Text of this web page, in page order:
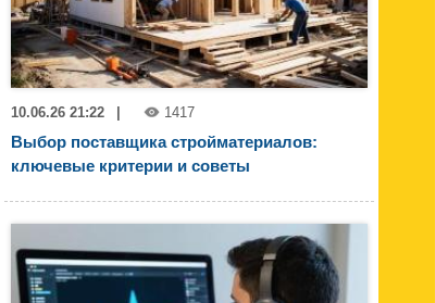
10.06.26 21:22 1417
Выбор поставщика стройматериалов:
ключевые критерии и советы